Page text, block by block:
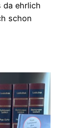
da ehrlich
schon